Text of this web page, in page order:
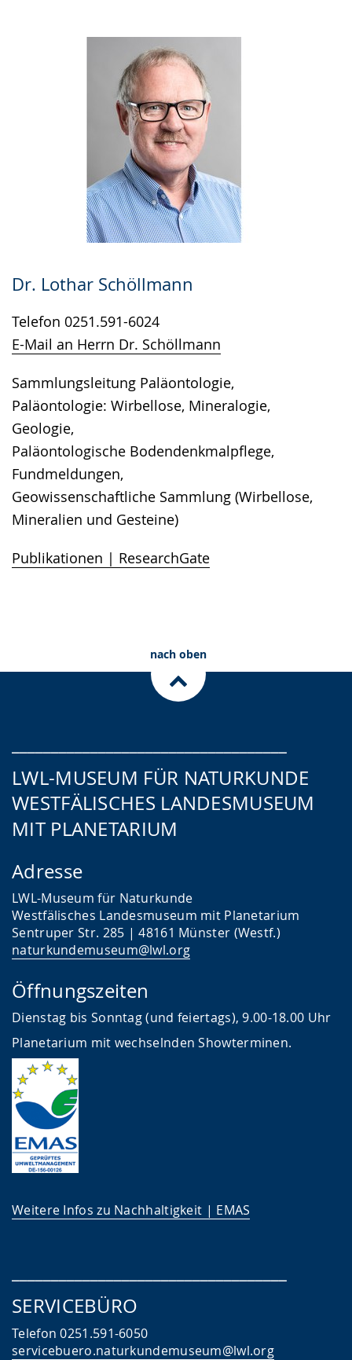
Dr. Lothar Schöllmann
Telefon 0251.591-6024
E-Mail an Herrn Dr. Schöllmann
Sammlungsleitung Paläontologie,
Paläontologie: Wirbellose, Mineralogie,
Geologie,
Paläontologische Bodendenkmalpflege,
Fundmeldungen,
Geowissenschaftliche Sammlung (Wirbellose,
Mineralien und Gesteine)
Publikationen | ResearchGate
nach oben
LWL-MUSEUM FÜR NATURKUNDE
WESTFÄLISCHES LANDESMUSEUM
MIT PLANETARIUM
Adresse
LWL-Museum für Naturkunde
Westfälisches Landesmuseum mit Planetarium
Sentruper Str. 285 | 48161 Münster (Westf.)
naturkundemuseum@lwl.org
Öffnungszeiten
Dienstag bis Sonntag (und feiertags), 9.00-18.00 Uhr
Planetarium mit wechselnden Showterminen.
Weitere Infos zu Nachhaltigkeit | EMAS
SERVICEBÜRO
Telefon 0251.591-6050
servicebuero.naturkundemuseum@lwl.org